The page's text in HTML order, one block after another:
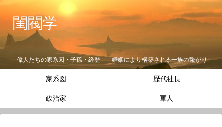
閨閥学
－偉人たちの家系図・子孫・経歴－ 婚姻により構築される一族の繋がり
家系図 歴代社長
政治家 軍人